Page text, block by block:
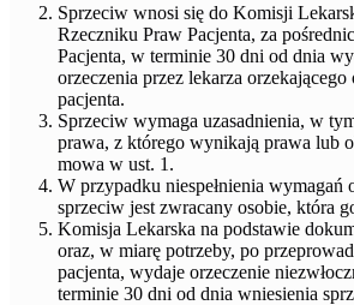
Sprzeciw wnosi się do Komisji
Rzeczniku Praw Pacjenta, za
Pacjenta, w terminie 30 dni od dnia
orzeczenia przez lekarza orzekającego
pacjenta.
Sprzeciw wymaga uzasadnienia, w
prawa, z którego wynikają prawa lub
mowa w ust. 1.
W przypadku niespełnienia wymagań
sprzeciw jest zwracany osobie, która
Komisja Lekarska na podstawie
oraz, w miarę potrzeby, po
pacjenta, wydaje orzeczenie
terminie 30 dni od dnia wniesienia